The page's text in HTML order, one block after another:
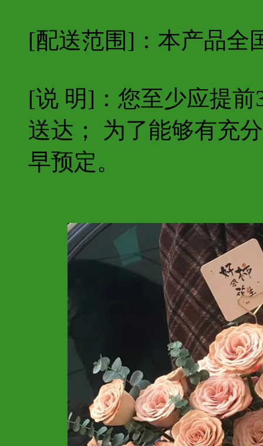
[配送范围]：本产品全
[说 明]：您至少应提
送达； 为了能够有充
早预定。